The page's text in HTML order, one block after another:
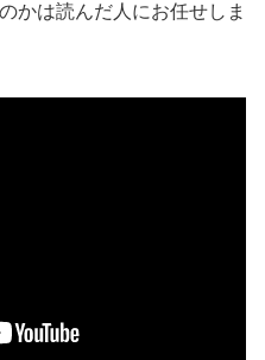
かは読んだ人にお任せしま